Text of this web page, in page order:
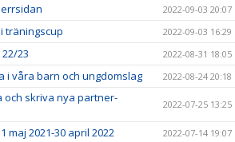
2022-09-03 20:07
träningscup 2022-09-03 16:29
23 2022-08-31 18:05
i våra barn och ungdomslag 2022-08-24 20:18
och skriva nya partner-
2022-07-25 13:25
2021-30 april 2022 2022-07-14 19:07